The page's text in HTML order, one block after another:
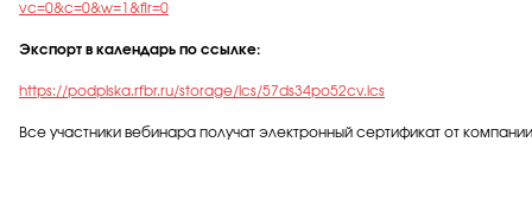
vc=0&c=0&w=1&flr=0
Экспорт в календарь по ссылке:
https://podpiska.rfbr.ru/storage/ics/57ds34po52cv.ics
Все участники вебинара получат электронный сертификат от